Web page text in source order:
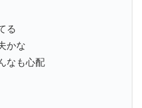
る
かな
なも心配